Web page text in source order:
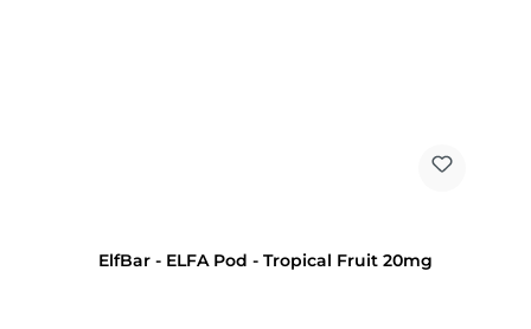
ElfBar - ELFA Pod - Tropical Fruit 20mg